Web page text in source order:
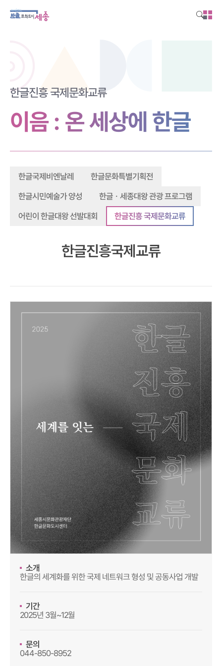
한글진흥 국제문화교류
이음 : 온 세상에 한글
한글국제비엔날레 한글문화특별기획전
한글시민예술가 양성 한글ㆍ세종대왕 관광 프로그램
어린이 한글대왕 선발대회 한글진흥 국제문화교류
한글진흥국제교류
소개
한글의 세계화를 위한 국제 네트워크 형성 및 공동사업 개발
기간
2025년 3월~12월
문의
044-850-8952